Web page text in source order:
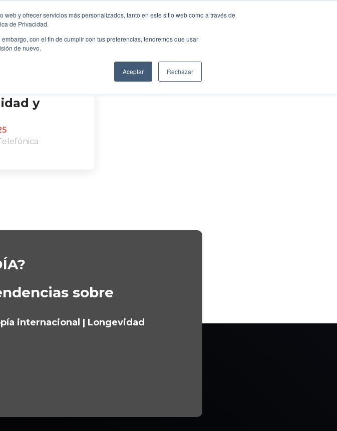
y ofrecer servicios más personalizados, tanto en este sitio web como a través de
de Privacidad.
con el fin de cumplir con tus preferencias, tendremos que usar
de nuevo.
Aceptar Rechazar
LONGEVIDAD
y
sobre
internacional | Longevidad